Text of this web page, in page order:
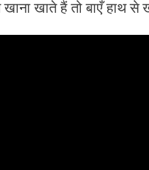
खाते हैं तो बाएँ हाथ से